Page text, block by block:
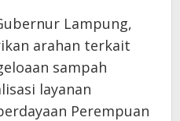
Lampung,
arahan terkait
sampah
layanan
Perempuan